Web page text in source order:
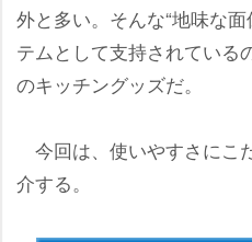
外と多い。そんな“地味な
テムとして支持されている
のキッチングッズだ。
今回は、使いやすさにこ
介する。